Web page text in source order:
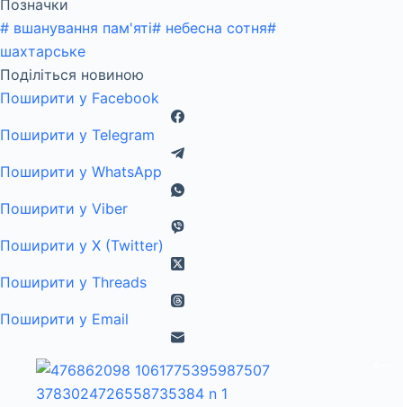
Позначки
# вшанування пам'яті# небесна сотня#
шахтарське
Поділіться новиною
Поширити у Facebook
Поширити у Telegram
Поширити у WhatsApp
Поширити у Viber
Поширити у X (Twitter)
Поширити у Threads
Поширити у Email